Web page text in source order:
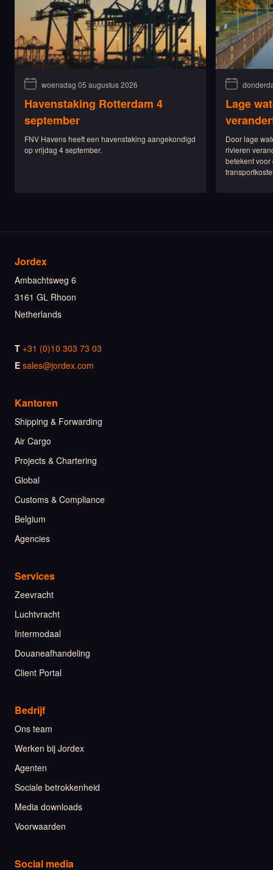
woensdag 05 augustus 2026
Havenstaking Rotterdam 4
september
FNV Havens heeft een havenstaking aangekondigd
op vrijdag 4 september.
Lage
Door lage
rivieren
betekent
Jordex
Ambachtsweg 6
3161 GL Rhoon
Netherlands
T +31 (0)10 303 73 03
E sales@jordex.com
Kantoren
Shipping & Forwarding
Air Cargo
Projects & Chartering
Global
Customs & Compliance
Belgium
Agencies
Services
Zeevracht
Luchtvracht
Intermodaal
Douaneafhandeling
Client Portal
Bedrijf
Ons team
Werken bij Jordex
Agenten
Sociale betrokkenheid
Media downloads
Voorwaarden
Social media